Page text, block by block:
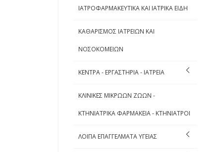
ΙΑΤΡΟΦΑΡΜΑΚΕΥΤΙΚΑ ΚΑΙ ΙΑΤΡΙΚΑ ΕΙΔΗ
ΚΑΘΑΡΙΣΜΟΣ ΙΑΤΡΕΙΩΝ ΚΑΙ
ΝΟΣΟΚΟΜΕΙΩΝ
ΚΕΝΤΡΑ - ΕΡΓΑΣΤΗΡΙΑ - ΙΑΤΡΕΙΑ
ΚΛΙΝΙΚΕΣ ΜΙΚΡΩΩΝ ΖΩΩΝ -
ΚΤΗΝΙΑΤΡΙΚΑ ΦΑΡΜΑΚΕΙΑ - ΚΤΗΝΙΑΤΡΟΙ
ΛΟΙΠΑ ΕΠΑΓΓΕΛΜΑΤΑ ΥΓΕΙΑΣ